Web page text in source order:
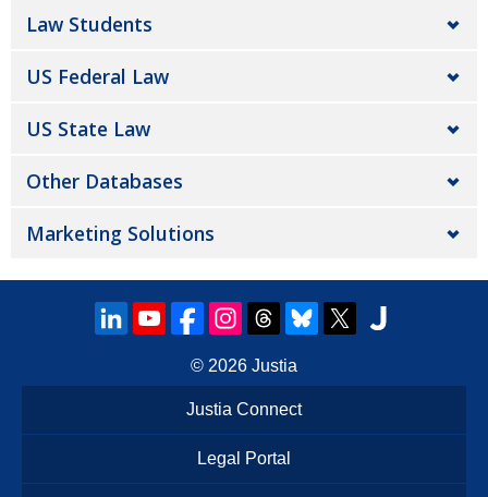
Law Students
US Federal Law
US State Law
Other Databases
Marketing Solutions
© 2026 Justia
Justia Connect
Legal Portal